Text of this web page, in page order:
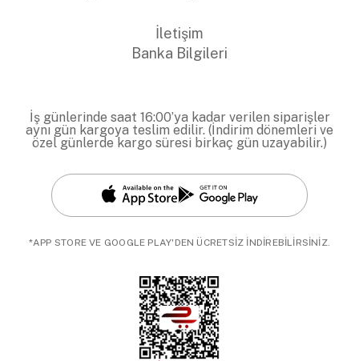
İletişim
Banka Bilgileri
İş günlerinde saat 16:00’ya kadar verilen siparişler
aynı gün kargoya teslim edilir. (İndirim dönemleri ve
özel günlerde kargo süresi birkaç gün uzayabilir.)
*APP STORE VE GOOGLE PLAY'DEN ÜCRETSİZ İNDİREBİLİRSİNİZ.